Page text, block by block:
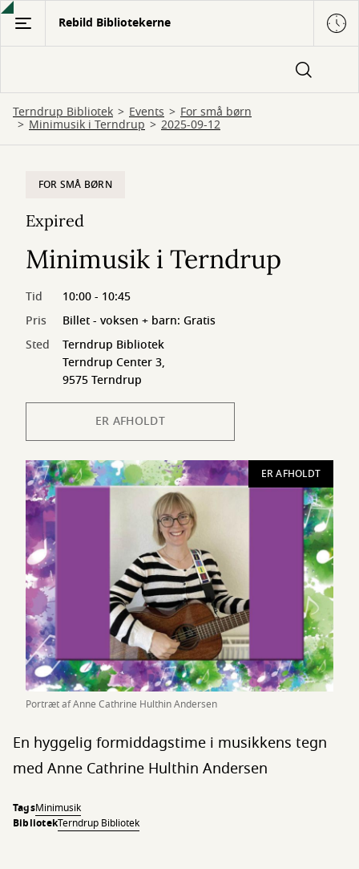
Gå
hovedindhold
Rebild Bibliotekerne
Terndrup Bibliotek Events For små børn
Minimusik i Terndrup 2025-09-12
ER AFHOLDT
Portræt af Anne Cathrine Hulthin Andersen
FOR SMÅ BØRN
Expired
Minimusik i Terndrup
Tid
10:00 - 10:45
Pris
Billet - voksen + barn: Gratis
Sted
Terndrup Bibliotek
Terndrup Center 3,
9575 Terndrup
ER AFHOLDT
En hyggelig formiddagstime i musikkens tegn
med Anne Cathrine Hulthin Andersen
TagsMinimusik
BibliotekTerndrup Bibliotek